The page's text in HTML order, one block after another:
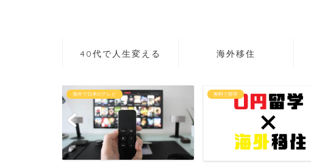
40代で人生変える 海外移住
海外で日本のテレビ 無料で留学